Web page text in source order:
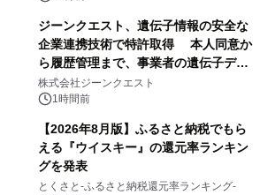
ジーンクエスト、遺伝子情報の安全な
企業連携技術で特許取得 本人同意か
ら履歴管理まで、事業者の遺伝子デー
タ活用を支援
株式会社ジーンクエスト
1時間前
【2026年8月版】ふるさと納税でもら
える『ウイスキー』の還元率ランキン
グを発表
とくさと-ふるさと納税還元率ランキング-